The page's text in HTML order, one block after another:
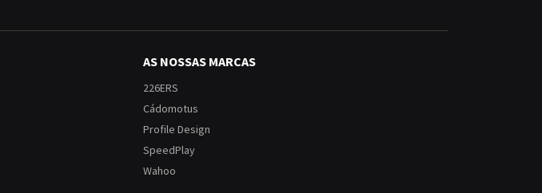
AS NOSSAS MARCAS
226ERS
Cádomotus
Profile Design
SpeedPlay
Wahoo